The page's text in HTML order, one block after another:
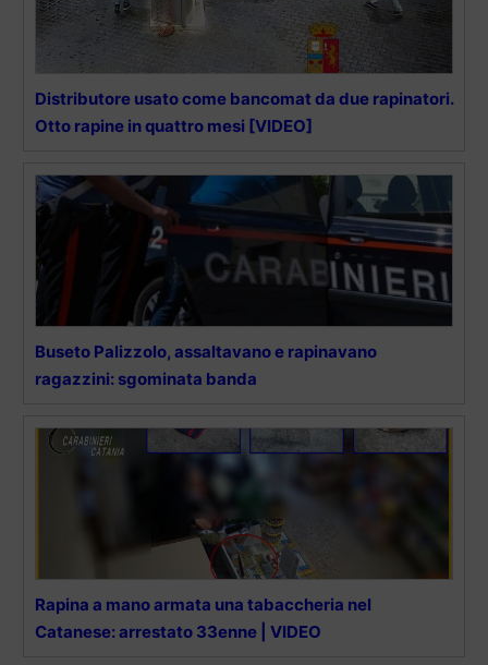
Distributore usato come bancomat da due rapinatori.
Otto rapine in quattro mesi [VIDEO]
Buseto Palizzolo, assaltavano e rapinavano
ragazzini: sgominata banda
Rapina a mano armata una tabaccheria nel
Catanese: arrestato 33enne | VIDEO